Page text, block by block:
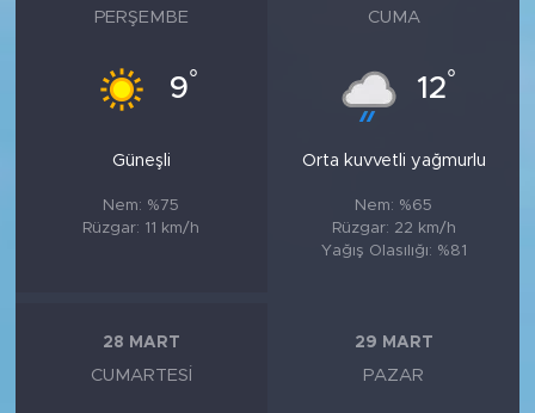
PERŞEMBE
9°
Güneşli
Nem: %75
Rüzgar: 11 km/h
CUMA
12°
Orta kuvvetli yağmurlu
Nem: %65
Rüzgar: 22 km/h
Yağış Olasılığı: %81
28 MART
CUMARTESI
29 MART
PAZAR